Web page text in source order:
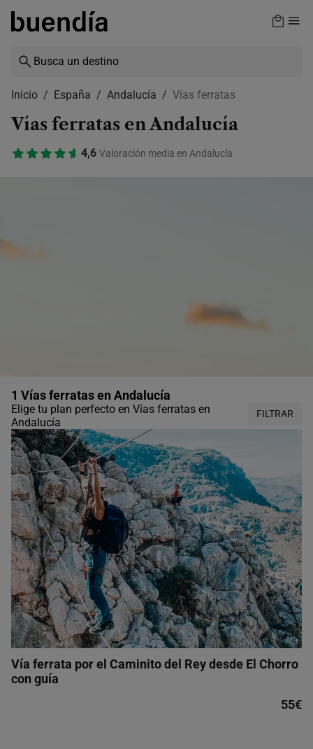
Skip
content
Inicio España Andalucía Vías ferratas
Vías ferratas en Andalucía
4,6 Valoración media en Andalucía
1 Vías ferratas en Andalucía
Elige tu plan perfecto en Vías ferratas en
Andalucía
FILTRAR
Vía ferrata por el Caminito del Rey desde El Chorro
con guía
55€